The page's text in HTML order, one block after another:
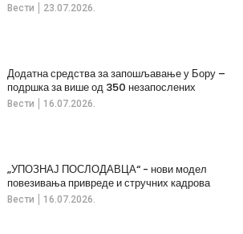
Вести 23.07.2026.
Вести 16.07.2026.
Додатна средства за запошљавање у Бору –
подршка за више од 350 незапослених
Вести 16.07.2026.
„УПОЗНАЈ ПОСЛОДАВЦА“ - нови модел
повезивања привреде и стручних кадрова